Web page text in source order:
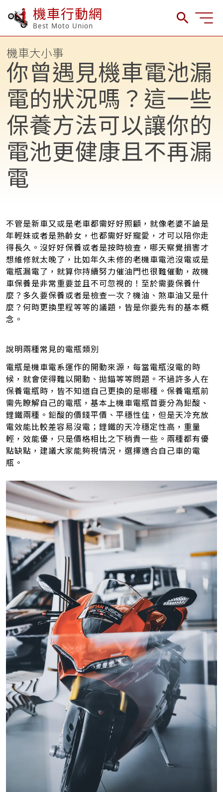
機車行動網
Best Moto Union
機車大小事
你曾遇見機車電池漏
電的狀況嗎？這一些
保養方法可以讓你的
電池更健康且不再漏
電
不管是新車又或是老車都需好好照顧，就像老婆不論是
年輕妹或者是熟齡女，也都需好好寵愛，才可以陪你走
得長久。沒好好保養或者是按時檢查，哪天察覺損害才
想維修就太晚了，比如年久未修的老機車電池沒電或是
電瓶漏電了，就算你持續努力催油門也很難催動，故機
車保養是非常重要並且不可忽視的！至於需要保養什
麼？多久要保養或者是檢查一次？機油、煞車油又是什
麼？何時更換里程等等的議題，皆是你要先有的基本概
念。
說明兩種常見的電瓶類別
電瓶是機車電系運作的開動來源，每當電瓶沒電的時
候，就會使得難以開動、拋錨等等問題。不過許多人在
保養電瓶時，皆不知道自己更換的是哪種。保養電瓶前
需先瞭解自己的電瓶，基本上機車電瓶首要分為鉛酸、
鋰鐵兩種。鉛酸的價錢平價、平穩性佳，但是天冷充放
電效能比較差容易沒電；鋰鐵的天冷穩定性高，重量
輕，效能優，只是價格相比之下稍貴一些。兩種都有優
點缺點，建議大家能夠視情況，選擇適合自己車的電
瓶。